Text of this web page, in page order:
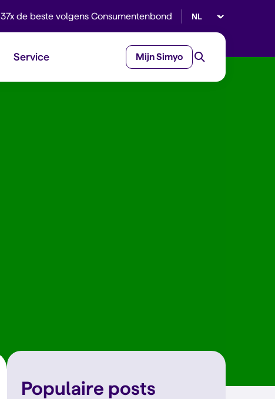
37x de beste volgens Consumentenbond Selecteer taal
Service Mijn Simyo
Populaire posts